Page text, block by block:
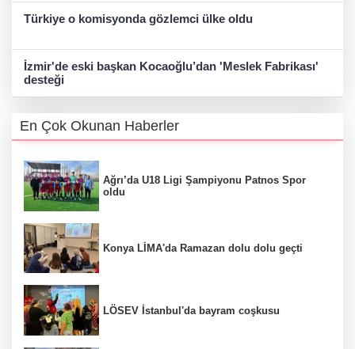
Türkiye o komisyonda gözlemci ülke oldu
İzmir'de eski başkan Kocaoğlu’dan 'Meslek Fabrikası'
desteği
En Çok Okunan Haberler
Ağrı’da U18 Ligi Şampiyonu Patnos Spor
oldu
Konya LİMA'da Ramazan dolu dolu geçti
LÖSEV İstanbul'da bayram coşkusu